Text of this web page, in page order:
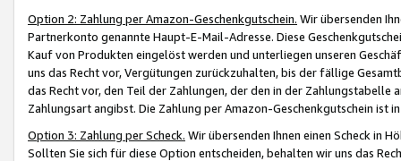
Option 2: Zahlung per Amazon-Geschenkgutschein. Wir übersenden
Partnerkonto genannte Haupt-E-Mail-Adresse. Diese
Kauf von Produkten eingelöst werden und unterliegen unseren
uns das Recht vor, Vergütungen zurückzuhalten, bis der fällige
das Recht vor, den Teil der Zahlungen, der den in der
Zahlungsart angibst. Die Zahlung per Amazon-Geschenkgutschein ist
Option 3: Zahlung per Scheck. Wir übersenden Ihnen einen Scheck in
Sollten Sie sich für diese Option entscheiden, behalten wir uns das